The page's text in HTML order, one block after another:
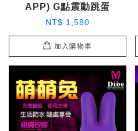
APP) G點震動跳蛋
NT$ 1,580
加入購物車